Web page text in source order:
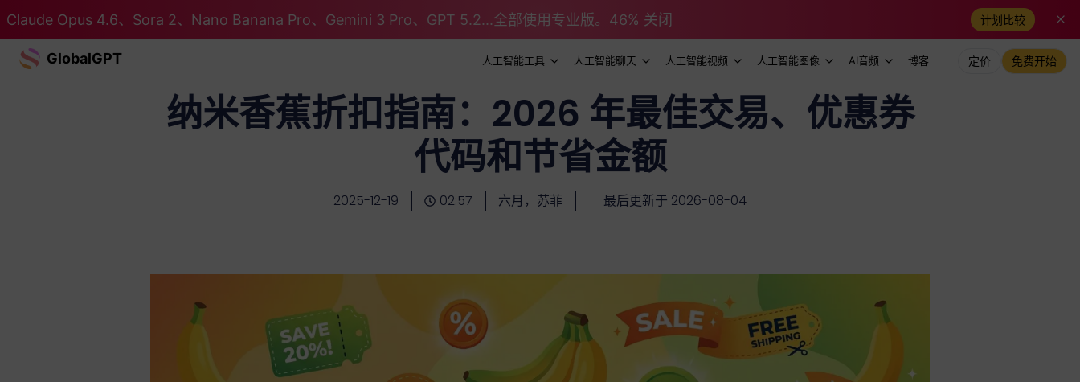
Claude Opus 4.6、Sora 2、Nano Banana Pro、Gemini 3 Pro、GPT 5.2...全部使用专业版。46% 关闭 计划比较
GlobalGPT 人工智能工具 人工智能聊天 人工智能视频 人工智能图像 AI音频 博客 定价 免费开始
纳米香蕉折扣指南：2026 年最佳交易、优惠券
代码和节省金额
2025-12-19 02:57 六月，苏菲 最后更新于 2026-08-04